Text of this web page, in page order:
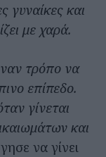
γυναίκες και
με χαρά.
τρόπο να
επίπεδο.
γίνεται
και
να γίνει